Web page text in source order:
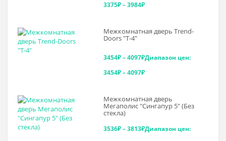
3375₽ – 3984₽
Межкомнатная дверь Trend-
Doоrs "Т-4"
3454₽–4097₽Диапазон цен:
3454₽ – 4097₽
Межкомнатная дверь
Мегаполис "Сингапур 5" (Без
стекла)
3536₽–3813₽Диапазон цен: